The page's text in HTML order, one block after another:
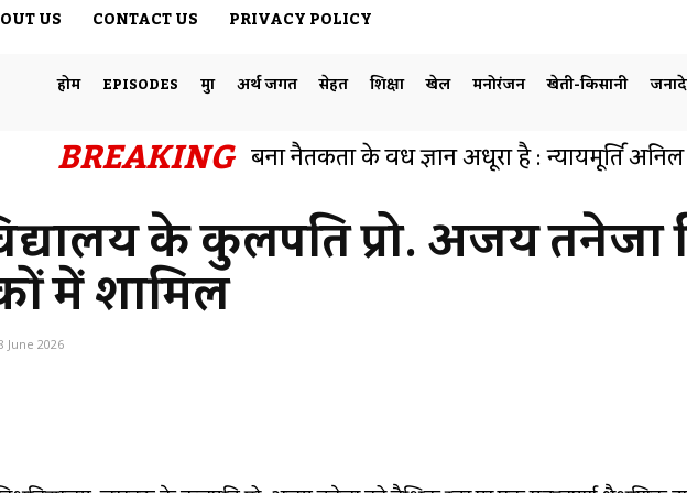
US CONTACT US PRIVACY POLICY
होम EPISODES मुद्दा अर्थ जगत सेहत शिक्षा खेल मनोरंजन खेती-किसानी
BREAKING बिना नैतिकता के विधि ज्ञान अधूरा है : न्यायमूर्ति
हुआ व्याख्यान का आयोजन
के कुलपति प्रो. अजय तनेजा
में शामिल
June 2026